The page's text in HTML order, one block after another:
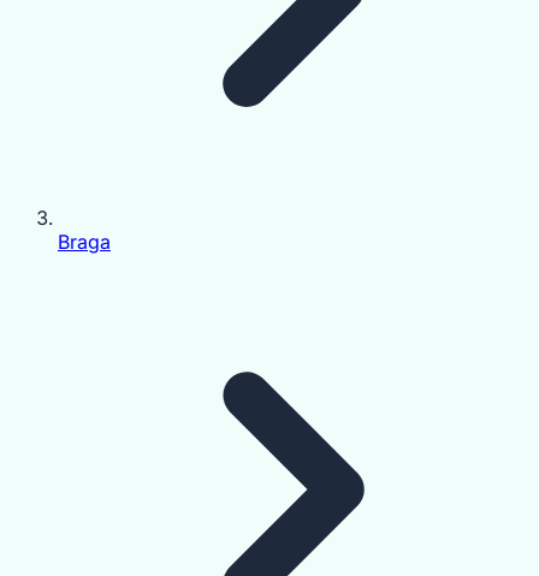
Braga